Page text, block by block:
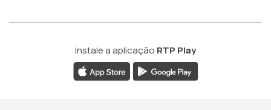
Instale a aplicação RTP Play